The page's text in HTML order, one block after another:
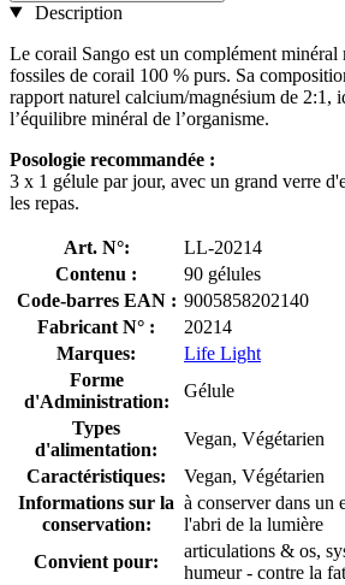
Description
Le corail Sango est un complément minéral
fossiles de corail 100 % purs. Sa
rapport naturel calcium/magnésium de 2:1,
l’équilibre minéral de l’organisme.
Posologie recommandée :
3 x 1 gélule par jour, avec un grand verre
les repas.
Art. N°:
LL-20214
Contenu :
90 gélules
Code-barres EAN : 9005858202140
Fabricant N° :
20214
Marques:
Life Light
Forme
d'Administration:
Gélule
Types
d'alimentation:
Vegan, Végétarien
Caractéristiques:
Vegan, Végétarien
Informations sur la
conservation:
à conserver dans un
l'abri de la lumière
Convient pour:
articulations & os,
humeur - contre la